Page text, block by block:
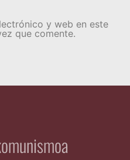
y web en este
que comente.